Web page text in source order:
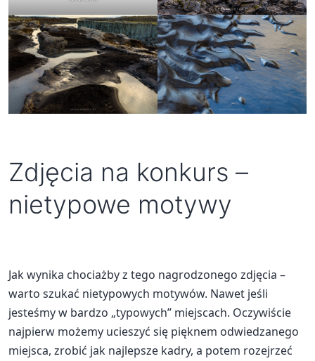
Zdjęcia na konkurs –
nietypowe motywy
Jak wynika chociażby z tego nagrodzonego zdjęcia –
warto szukać nietypowych motywów. Nawet jeśli
jesteśmy w bardzo „typowych” miejscach. Oczywiście
najpierw możemy ucieszyć się pięknem odwiedzanego
miejsca, zrobić jak najlepsze kadry, a potem rozejrzeć